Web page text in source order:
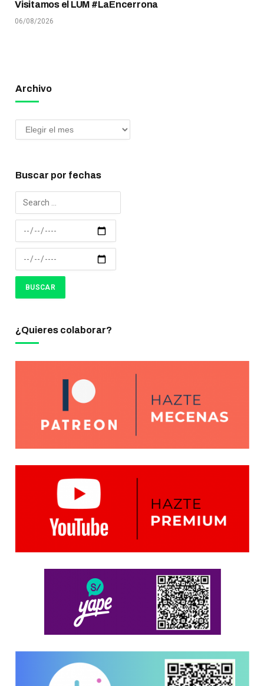
Visitamos el LUM #LaEncerrona
06/08/2026
Archivo
Buscar por fechas
¿Quieres colaborar?